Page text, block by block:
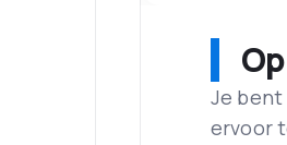
Je bent
ervoor